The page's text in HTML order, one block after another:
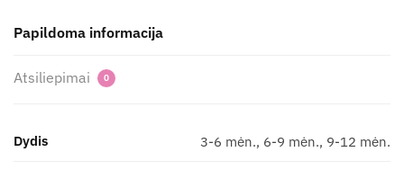
Papildoma informacija
Atsiliepimai 0
Dydis 3-6 mėn., 6-9 mėn., 9-12 mėn.